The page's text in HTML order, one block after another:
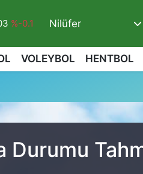
%-0.18
%0.18
%0.03
Nilüfer
VOLEYBOL HENTBOL
Durumu